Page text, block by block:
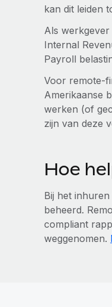
kan dit leiden
Als
Internal
Payroll
Voor remote-
Amerikaanse
werken (of
zijn van deze
Hoe
Bij het
beheerd.
compliant
weggenomen.